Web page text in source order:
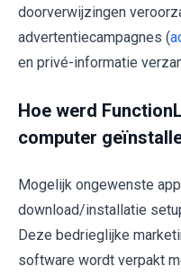
doorverwijzingen
advertentiecampagnes (
en privé-informatie
Hoe werd
computer
Mogelijk ongewenste
download/installatie
Deze bedrieglijke
software wordt verpakt